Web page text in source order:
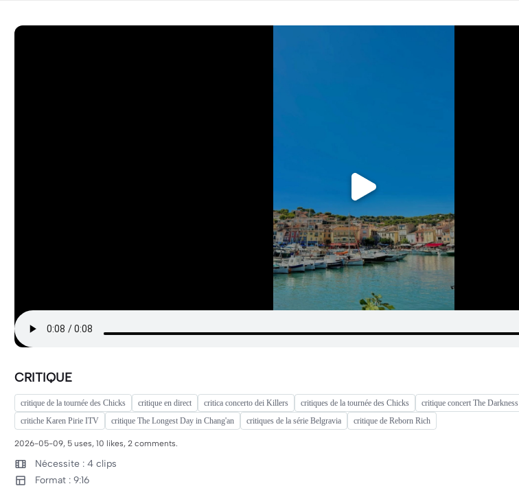
CRITIQUE
critique de la tournée des Chicks critique en direct critica concerto dei Killers critiques de la tournée des Chicks critique concert The Darkness
critiche Karen Pirie ITV
critique The Longest Day in Chang'an critiques de la série Belgravia critique de Reborn Rich
2026-05-09, 5 uses, 10 likes, 2 comments.
Nécessite : 4 clips
Format : 9:16